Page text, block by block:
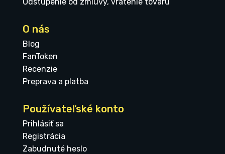
O nás
Blog
FanToken
Recenzie
Preprava a platba
Používateľské konto
Prihlásiť sa
Registrácia
Zabudnuté heslo